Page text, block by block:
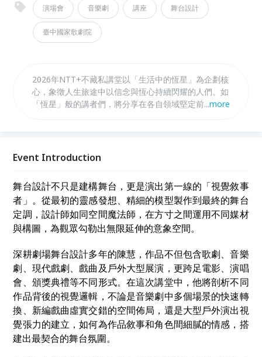
演場會 音樂劇 講座 舞台設計
臺中國家歌劇院
2026年NTT+不藏私講堂以「生活中的恆星」為企劃核
心，象徵人生旅途中以信念與恆心持續閃耀的人們。如
「恆星」般的講者們，將分享在各自領域堅定前行的故
相遇，為生命注入嶄新的能量與開闊的視野。
...more
Event Introduction
舞台設計不只是建構舞台，更是演出第一線的「視覺敘事
者」。從最初的靈感發想、精細的模型製作到最終的舞台
定調，設計師如同空間魔法師，在方寸之間運用不同媒材
與構圖，為觀眾勾勒出無限延伸的意象空間。
深耕劇場舞台設計多年的陳慧，作品不但包含歌劇、音樂
劇、現代戲劇、戲曲及戶外大型展演，更跨足電影、演唱
會、頒獎典禮等不同形式。在這次講堂中，他將剖析不同
作品背後的視覺邏輯，不論是音樂劇中多個場景的快速轉
換、新編戲曲虛實交錯的空間佈局，還是大型戶外演出視
覺張力的建立，如何為作品敘事和角色間細膩的情感，搭
建出最契合的舞台氛圍。